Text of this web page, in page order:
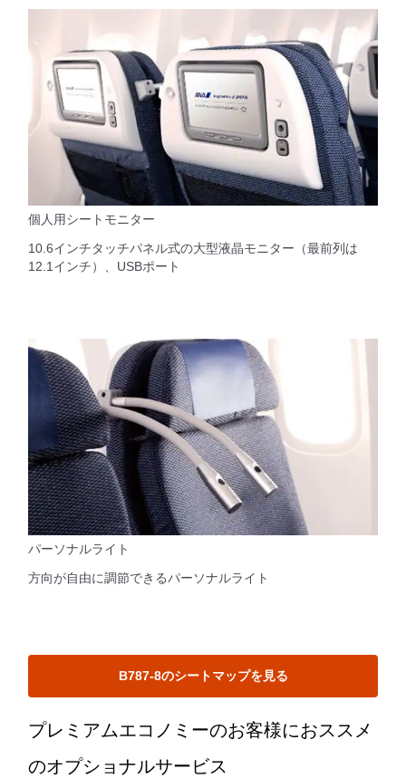
個人用シートモニター
10.6インチタッチパネル式の大型液晶モニター（最前列は
12.1インチ）、USBポート
パーソナルライト
方向が自由に調節できるパーソナルライト
B787-8のシートマップを見る
プレミアムエコノミーのお客様におススメ
のオプショナルサービス